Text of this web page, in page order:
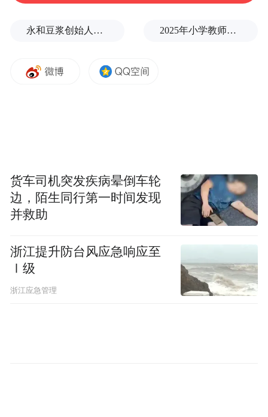
永和豆浆创始人林炳生逝世，享年70岁 2025年小学教师减少13.19万
货车司机突发疾病晕倒车轮
边，陌生同行第一时间发现
并救助
浙江提升防台风应急响应至
Ⅰ级
浙江应急管理